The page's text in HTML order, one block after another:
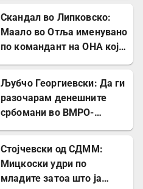
сликата
Скандал во Липковско:
Маало во Отља именувано
по командант на ОНА кој
Љубчо Георгиевски: Да ги
разочарам денешните
србомани во ВМРО-
Драган Богдановски беа
против Србославија
Стојчевски од СДММ:
Мицкоски удри по
младите затоа што ја